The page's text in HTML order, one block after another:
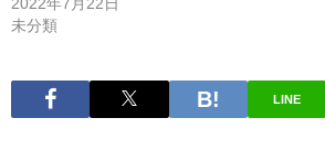
2022年7月22日
未分類
LINE